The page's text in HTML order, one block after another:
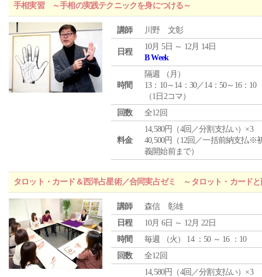
手相実習 ～手相の実践テクニックを身につける～
講師 川野 文彰
日程
10月 5日 ～ 12月 14日
B Week
時間
隔週 （ 月 ）
13：10～14：30／14：50～16：10
（1日2コマ）
回数
全12回
料金
14,580円（4回／分割支払い）×3
40,500円（12回／一括前納支払※
義開始前まで）
タロット・カード＆西洋占星術／合同実占ゼミ ～タロット・カード
講師
森信 彰雄
日程
10月 6日 ～ 12月 22日
時間
毎週 （火 ） 14 ：50 ～ 16 ：10
回数
全12回
14,580円（4回／分割支払い）×3